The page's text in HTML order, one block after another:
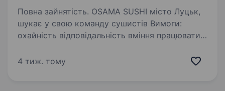
Повна зайнятість. OSAMA SUSHI місто Луцьк,
шукає у свою команду сушистів Вимоги:
охайність відповідальність вміння працювати
працевлаштування розрахунок відразу (в кінці
4 тиж. тому